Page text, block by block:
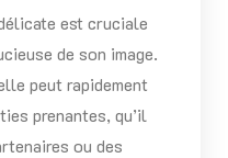
est cruciale
de son image.
peut rapidement
prenantes, qu’il
ou des